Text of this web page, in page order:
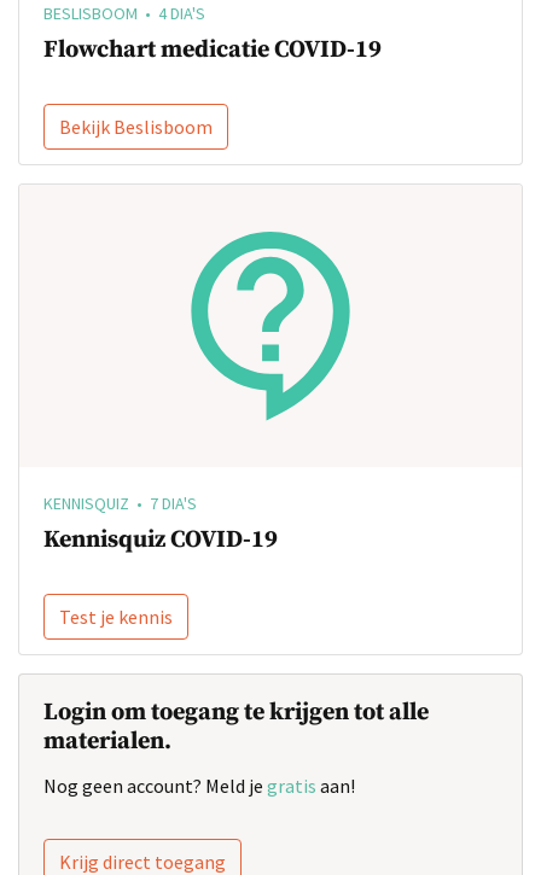
BESLISBOOM • 4 DIA'S
Flowchart medicatie COVID-19
Bekijk Beslisboom
KENNISQUIZ • 7 DIA'S
Kennisquiz COVID-19
Test je kennis
Login om toegang te krijgen tot alle
materialen.
Nog geen account? Meld je gratis aan!
Krijg direct toegang